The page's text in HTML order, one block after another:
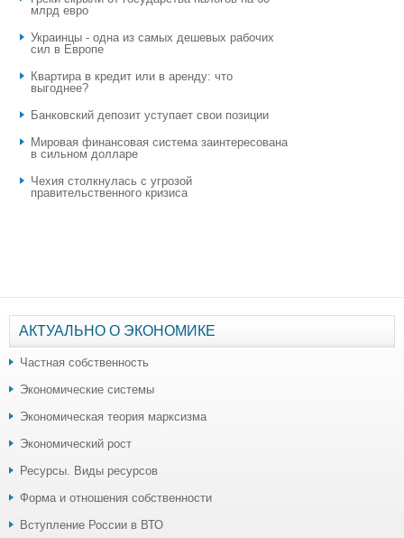
млрд евро
Украинцы - одна из самых дешевых рабочих
сил в Европе
Квартира в кредит или в аренду: что
выгоднее?
​Банковский депозит уступает свои позиции
Мировая финансовая система заинтересована
в сильном долларе
Чехия столкнулась с угрозой
правительственного кризиса
АКТУАЛЬНО О ЭКОНОМИКЕ
Частная собственность
Экономические системы
Экономическая теория марксизма
Экономический рост
Ресурсы. Виды ресурсов
Форма и отношения собственности
Вступление России в ВТО